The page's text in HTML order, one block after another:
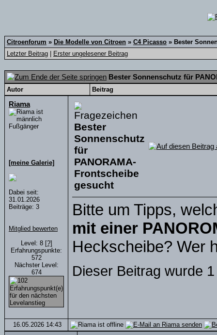
Citroenforum » Die Modelle von Citroen » C4 Picasso » Bester
Letzter Beitrag
Erster ungelesener Beitrag
Bester Sonnenschutz für
Autor Beitrag
Riama
Fußgänger
[meine Galerie]
Dabei seit:
31.01.2026
Beiträge: 3
Mitglied bewerten
Level: 8 [?]
Erfahrungspunkte:
572
Nächster Level:
674
Bester
Sonnenschutz
für
PANORAMA-
Frontscheibe
gesucht
Bitte um Tipps,
mit einer
Heckscheibe? Wer
Dieser Beitrag wurde
16.05.2026 14:43